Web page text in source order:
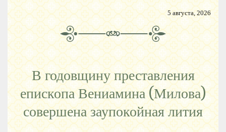
5 августа, 2026
В годовщину преставления
епископа Вениамина (Милова)
совершена заупокойная лития